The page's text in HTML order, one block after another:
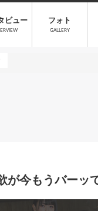
ビュー フォト
GALLERY
が今もうバーッ